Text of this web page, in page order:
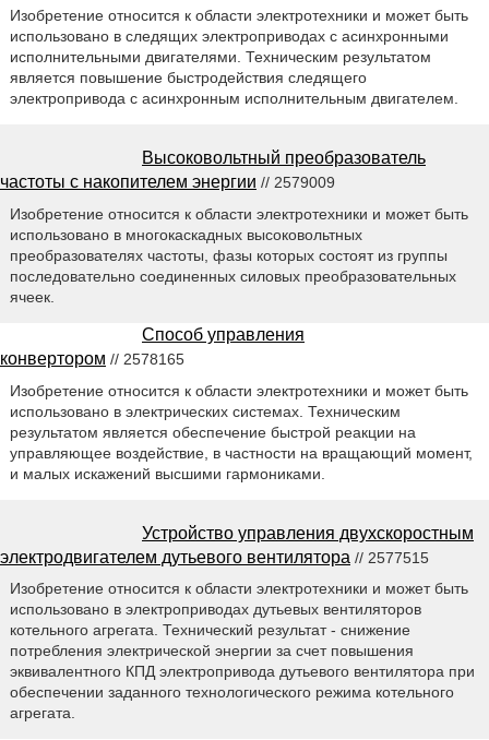
Изобретение относится к области электротехники и может быть
использовано в следящих электроприводах с асинхронными
исполнительными двигателями. Техническим результатом
является повышение быстродействия следящего
электропривода с асинхронным исполнительным двигателем.
Высоковольтный преобразователь
частоты с накопителем энергии // 2579009
Изобретение относится к области электротехники и может быть
использовано в многокаскадных высоковольтных
преобразователях частоты, фазы которых состоят из группы
последовательно соединенных силовых преобразовательных
ячеек.
Способ управления
конвертором // 2578165
Изобретение относится к области электротехники и может быть
использовано в электрических системах. Техническим
результатом является обеспечение быстрой реакции на
управляющее воздействие, в частности на вращающий момент,
и малых искажений высшими гармониками.
Устройство управления двухскоростным
электродвигателем дутьевого вентилятора // 2577515
Изобретение относится к области электротехники и может быть
использовано в электроприводах дутьевых вентиляторов
котельного агрегата. Технический результат - снижение
потребления электрической энергии за счет повышения
эквивалентного КПД электропривода дутьевого вентилятора при
обеспечении заданного технологического режима котельного
агрегата.